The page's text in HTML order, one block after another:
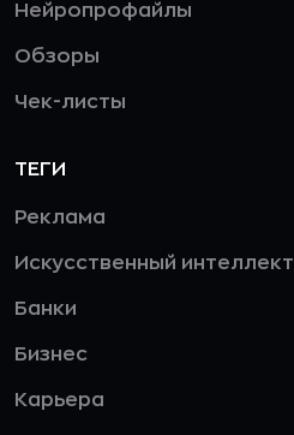
Нейропрофайлы
Обзоры
Чек-листы
ТЕГИ
Реклама
Искусственный интеллект
Банки
Бизнес
Карьера